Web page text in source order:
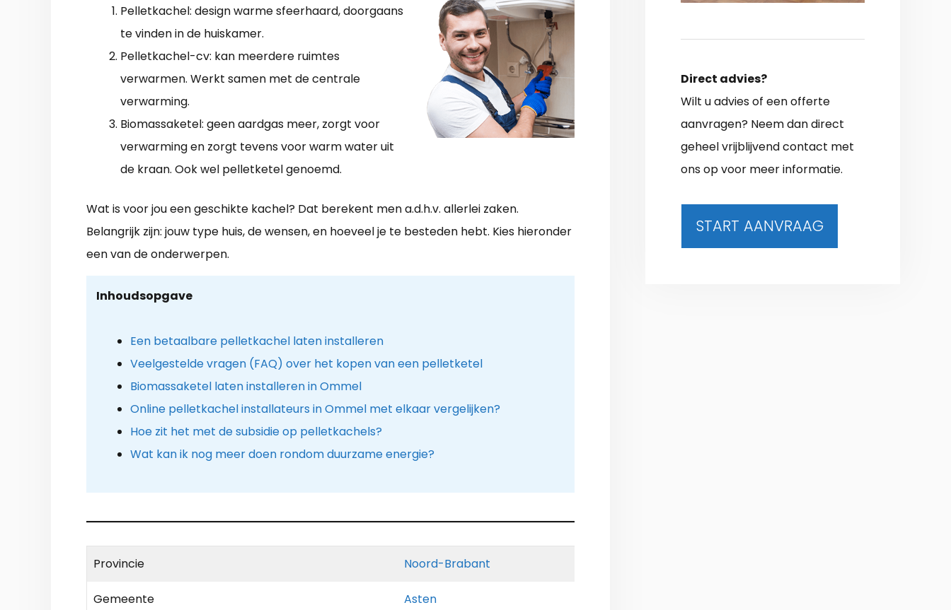
Pelletkachel: design warme sfeerhaard, doorgaans
te vinden in de huiskamer.
Pelletkachel-cv: kan meerdere ruimtes
verwarmen. Werkt samen met de centrale
verwarming.
Biomassaketel: geen aardgas meer, zorgt voor
verwarming en zorgt tevens voor warm water uit
de kraan. Ook wel pelletketel genoemd.
Wat is voor jou een geschikte kachel? Dat berekent men a.d.h.v. allerlei zaken.
Belangrijk zijn: jouw type huis, de wensen, en hoeveel je te besteden hebt. Kies hieronder
een van de onderwerpen.
Inhoudsopgave
Een betaalbare pelletkachel laten installeren
Veelgestelde vragen (FAQ) over het kopen van een pelletketel
Biomassaketel laten installeren in Ommel
Online pelletkachel installateurs in Ommel met elkaar vergelijken?
Hoe zit het met de subsidie op pelletkachels?
Wat kan ik nog meer doen rondom duurzame energie?
Provincie Noord-Brabant
Gemeente Asten
Direct advies?
Wilt u advies of een offerte
aanvragen? Neem dan direct
geheel vrijblijvend contact met
ons op voor meer informatie.
START AANVRAAG